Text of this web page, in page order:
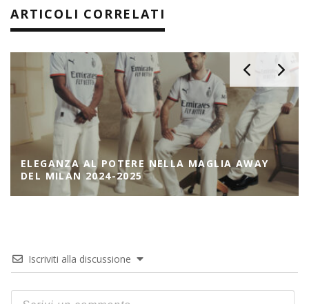
ARTICOLI CORRELATI
ELEGANZA AL POTERE NELLA MAGLIA AWAY
DEL MILAN 2024-2025
Iscriviti alla discussione